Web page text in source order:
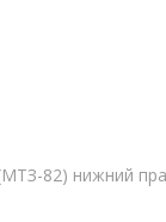
82) нижний